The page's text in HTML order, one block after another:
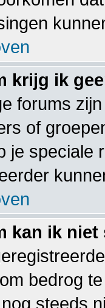
krijg ik
forums
of
je speciale
kan ik
bedrog
steeds